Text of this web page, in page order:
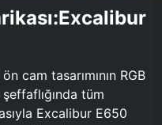
cam tasarımının RGB
tüm
Excalibur E650